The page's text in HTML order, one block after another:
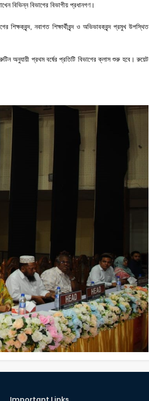
বিভাগের বিভাগীয় প্রধানগণ।
নবাগত শিক্ষার্থীবৃন্দ ও অভিভাবকবৃন্দ প্রমুখ উপস্থিত
অনুযায়ী প্রথম বর্ষের প্রতিটি বিভাগের ক্লাস শুরু হবে। রুয়েট